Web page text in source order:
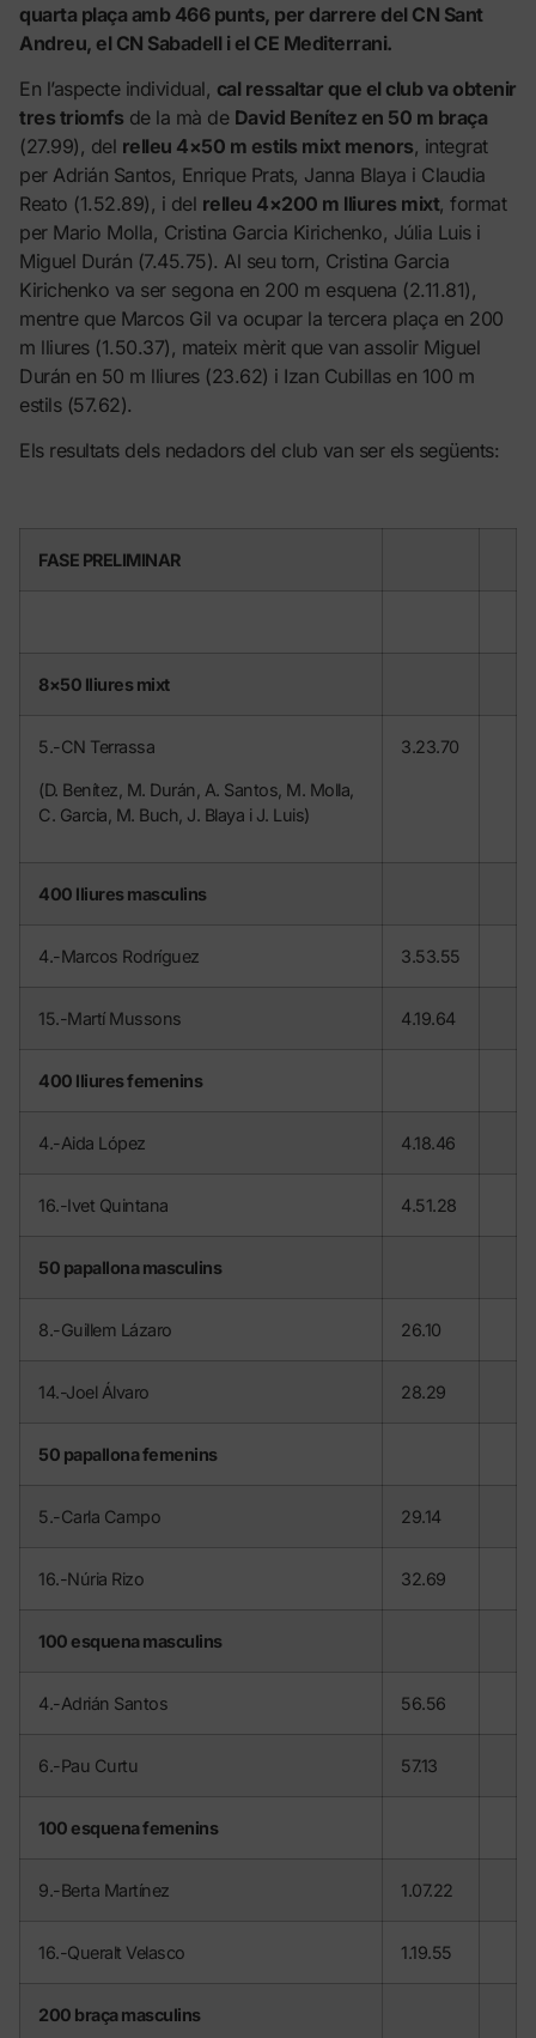
quarta plaça amb 466 punts, per darrere del CN Sant
Andreu, el CN Sabadell i el CE Mediterrani.
En l’aspecte individual, cal ressaltar que el club va obtenir
tres triomfs de la mà de David Benítez en 50 m braça
(27.99), del relleu 4×50 m estils mixt menors, integrat
per Adrián Santos, Enrique Prats, Janna Blaya i Claudia
Reato (1.52.89), i del relleu 4×200 m lliures mixt, format
per Mario Molla, Cristina Garcia Kirichenko, Júlia Luis i
Miguel Durán (7.45.75). Al seu torn, Cristina Garcia
Kirichenko va ser segona en 200 m esquena (2.11.81),
mentre que Marcos Gil va ocupar la tercera plaça en 200
m lliures (1.50.37), mateix mèrit que van assolir Miguel
Durán en 50 m lliures (23.62) i Izan Cubillas en 100 m
estils (57.62).
Els resultats dels nedadors del club van ser els següents:
FASE PRELIMINAR
8×50 lliures mixt
5.-CN Terrassa
(D. Benítez, M. Durán, A. Santos, M. Molla,
C. Garcia, M. Buch, J. Blaya i J. Luis)
3.23.70
400 lliures masculins
4.-Marcos Rodríguez 3.53.55
15.-Martí Mussons 4.19.64
400 lliures femenins
4.-Aida López 4.18.46
16.-Ivet Quintana 4.51.28
50 papallona masculins
8.-Guillem Lázaro 26.10
14.-Joel Álvaro 28.29
50 papallona femenins
5.-Carla Campo 29.14
16.-Núria Rizo 32.69
100 esquena masculins
4.-Adrián Santos 56.56
6.-Pau Curtu 57.13
100 esquena femenins
9.-Berta Martínez 1.07.22
16.-Queralt Velasco 1.19.55
200 braça masculins